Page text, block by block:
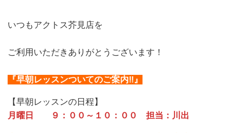
いつもアクトス芥見店を
ご利用いただきありがとうございます！
『早朝レッスンついてのご案内‼』
【早朝レッスンの日程】
月曜日 ９：００～１０：００ 担当：川出